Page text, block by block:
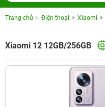
Trang chủ Điện thoại Xiaomi
Xiaomi 12 12GB/256GB